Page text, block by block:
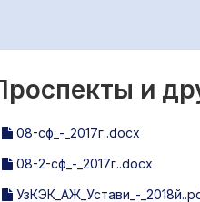
и
08-сф_-_2017г..docx
08-2-сф_-_2017г..docx
УзКЭК_АЖ_Устави_-